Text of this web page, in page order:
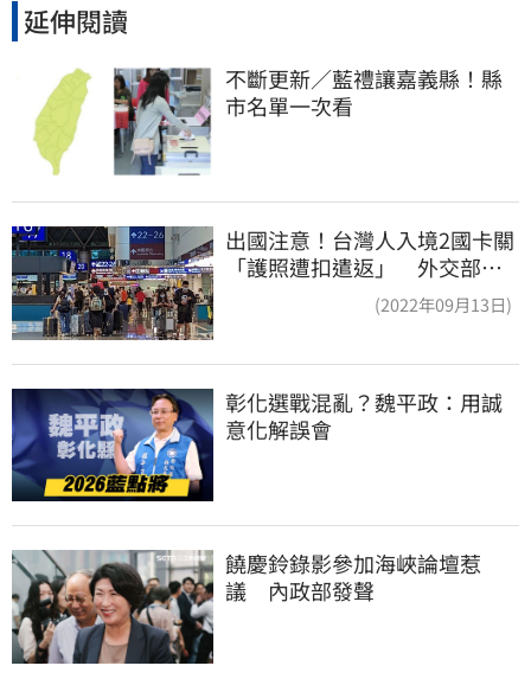
延伸閱讀
不斷更新／藍禮讓嘉義縣！縣
市名單一次看
出國注意！台灣人入境2國卡關
「護照遭扣遣返」 外交部證
(2022年09月13日)
彰化選戰混亂？魏平政：用誠
意化解誤會
饒慶鈴錄影參加海峽論壇惹
議　內政部發聲